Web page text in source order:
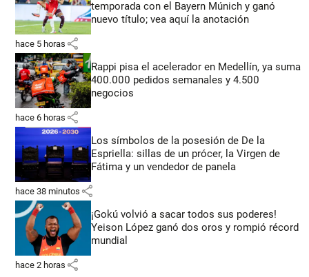
temporada con el Bayern Múnich y ganó
nuevo título; vea aquí la anotación
hace 5 horas share
Rappi pisa el acelerador en Medellín, ya suma
400.000 pedidos semanales y 4.500
negocios
hace 6 horas share
Los símbolos de la posesión de De la
Espriella: sillas de un prócer, la Virgen de
Fátima y un vendedor de panela
hace 38 minutos share
¡Gokú volvió a sacar todos sus poderes!
Yeison López ganó dos oros y rompió récord
mundial
hace 2 horas share